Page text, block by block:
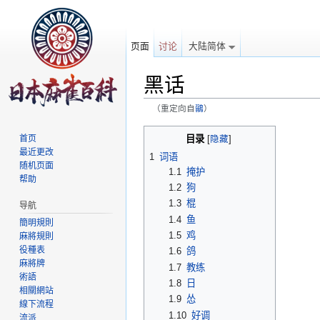
黑话
（重定向自鶸）
目录[隐藏]
1 词语
1.1 掩护
1.2 狗
1.3 棍
1.4 鱼
1.5 鸡
1.6 鸽
1.7 教练
1.8
日
1.9 怂
1.10 好调
页面 讨论 大陆简体
首页
最近更改
随机页面
帮助
导航
簡明規則
麻將規則
役種表
麻將牌
術語
相關網站
線下流程
流派